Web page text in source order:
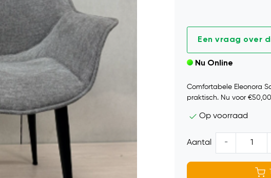
Een vraag over
Nu Online
Comfortabele Eleonora
praktisch. Nu voor
Op voorraad
Aantal -